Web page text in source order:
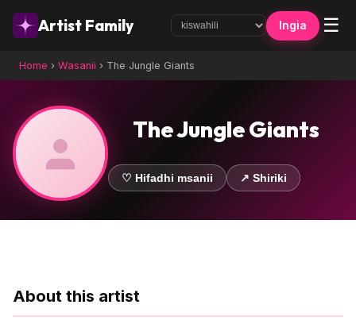
Artist Family Ingia ☰
Home › Wasanii › The Jungle Giants
The Jungle Giants
♡ Hifadhi msanii ↗ Shiriki
About this artist